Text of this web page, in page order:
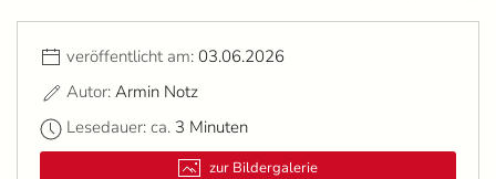
veröffentlicht am: 03.06.2026
Autor: Armin Notz
Lesedauer: ca. 3 Minuten
zur Bildergalerie